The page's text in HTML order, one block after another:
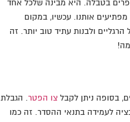
בטבלה. היא מבינה שלכל אחד
אותנו. עכשיו, במקום
ולבנות עתיד טוב יותר. זה
בסופה ניתן לקבל צו הפטר. הגבלת
לעמידה בתנאי ההסדר. זה כמו